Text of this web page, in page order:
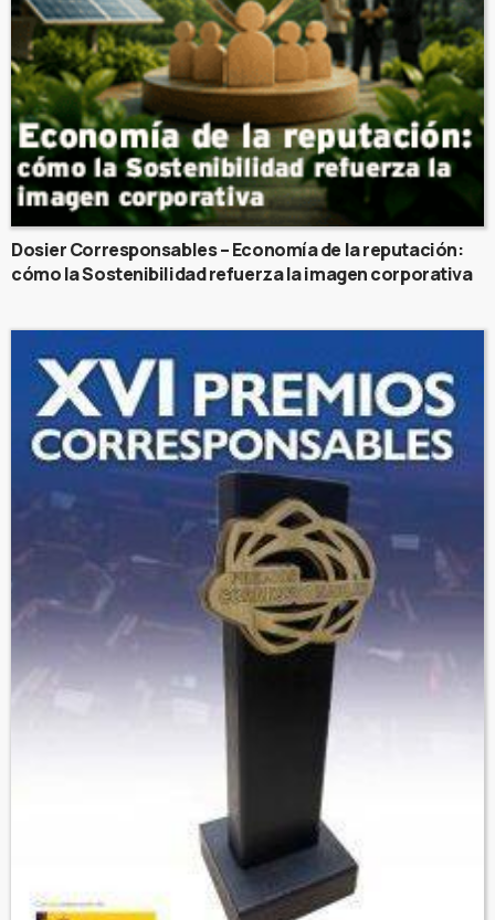
Dosier Corresponsables – Economía de la reputación:
cómo la Sostenibilidad refuerza la imagen corporativa